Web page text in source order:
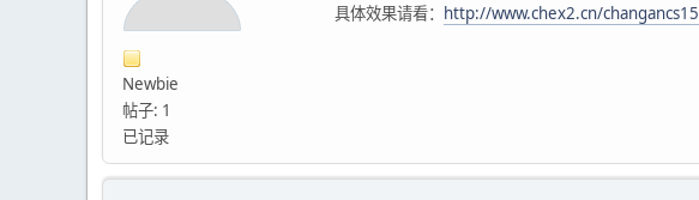
Newbie
帖子: 1
已记录
具体效果请看： http://www.chex2.cn/changancs15